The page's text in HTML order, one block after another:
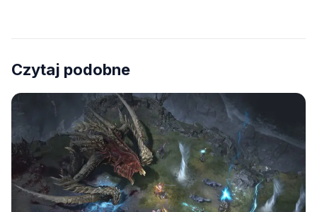
Czytaj podobne